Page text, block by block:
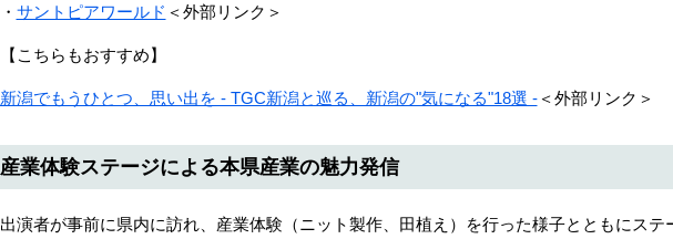
・ サントピアワールド ＜外部リンク＞
【こちらもおすすめ】
新潟でもうひとつ、思い出を - TGC新潟と巡る、新潟の"気になる"18選 -＜外部リンク＞
産業体験ステージによる本県産業の魅力発信
出演者が事前に県内に訪れ、産業体験（ニット製作、田植え）を行った様子とともにステ